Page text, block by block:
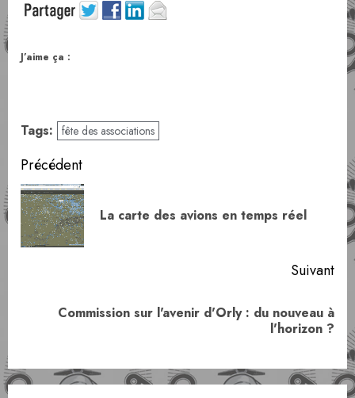
J’aime ça :
Tags: fête des associations
Navigation
d’article
Précédent
La carte des avions en temps réel
Suivant
ArticleCommission sur l'avenir d'Orly : du nouveau à
l'horizon ?